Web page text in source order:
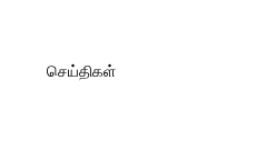
செய்திகள்